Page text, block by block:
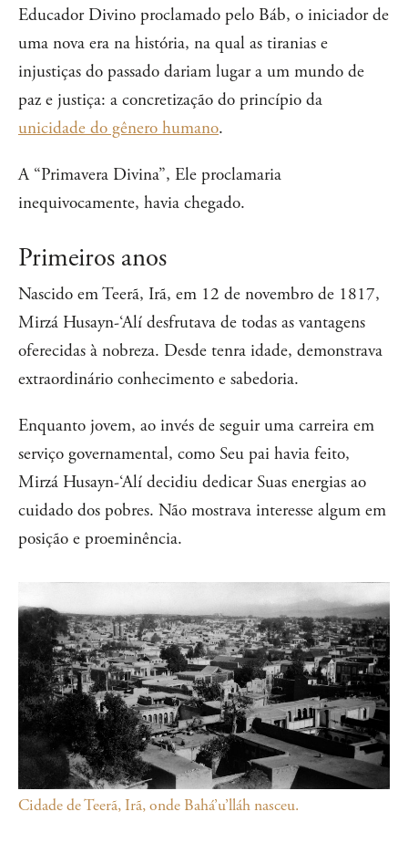
Educador Divino proclamado pelo Báb, o iniciador de
uma nova era na história, na qual as tiranias e
injustiças do passado dariam lugar a um mundo de
paz e justiça: a concretização do princípio da
unicidade do gênero humano.
A “Primavera Divina”, Ele proclamaria
inequivocamente, havia chegado.
Primeiros anos
Nascido em Teerã, Irã, em 12 de novembro de 1817,
Mirzá Husayn-‘Alí desfrutava de todas as vantagens
oferecidas à nobreza. Desde tenra idade, demonstrava
extraordinário conhecimento e sabedoria.
Enquanto jovem, ao invés de seguir uma carreira em
serviço governamental, como Seu pai havia feito,
Mirzá Husayn-‘Alí decidiu dedicar Suas energias ao
cuidado dos pobres. Não mostrava interesse algum em
posição e proeminência.
Cidade de Teerã, Irã, onde Bahá’u’lláh nasceu.